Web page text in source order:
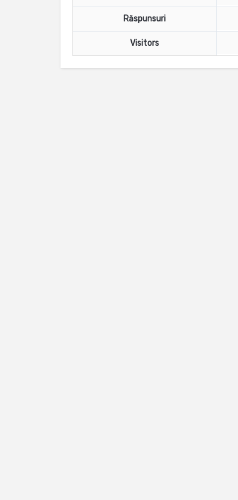
Răspunsuri
Visitors